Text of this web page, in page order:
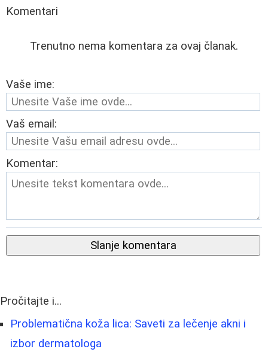
Komentari
Trenutno nema komentara za ovaj članak.
Vaše ime:
Vaš email:
Komentar:
Slanje komentara
Pročitajte i...
Problematična koža lica: Saveti za lečenje akni i
izbor dermatologa